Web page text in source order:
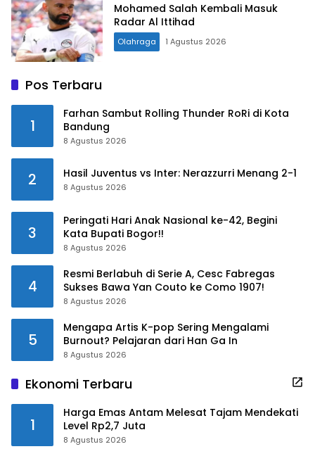
Mohamed Salah Kembali Masuk
Radar Al Ittihad
Olahraga 1 Agustus 2026
Pos Terbaru
1
Farhan Sambut Rolling Thunder RoRi di Kota
Bandung
8 Agustus 2026
2 Hasil Juventus vs Inter: Nerazzurri Menang 2-1
8 Agustus 2026
3
Peringati Hari Anak Nasional ke-42, Begini
Kata Bupati Bogor!!
8 Agustus 2026
4
Resmi Berlabuh di Serie A, Cesc Fabregas
Sukses Bawa Yan Couto ke Como 1907!
8 Agustus 2026
5
Mengapa Artis K-pop Sering Mengalami
Burnout? Pelajaran dari Han Ga In
8 Agustus 2026
Ekonomi Terbaru
1
Harga Emas Antam Melesat Tajam Mendekati
Level Rp2,7 Juta
8 Agustus 2026